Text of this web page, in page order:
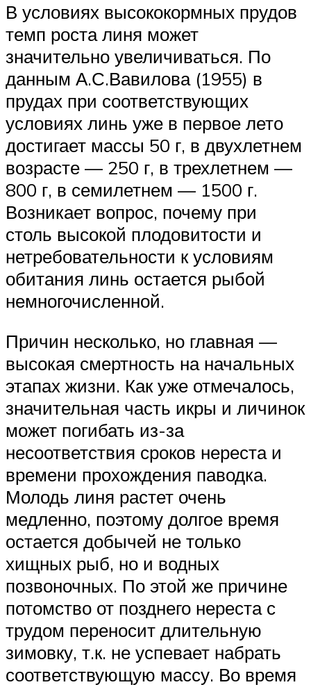
В условиях высококормных прудов
темп роста линя может
значительно увеличиваться. По
данным А.С.Вавилова (1955) в
прудах при соответствующих
условиях линь уже в первое лето
достигает массы 50 г, в двухлетнем
возрасте — 250 г, в трехлетнем —
800 г, в семилетнем — 1500 г.
Возникает вопрос, почему при
столь высокой плодовитости и
нетребовательности к условиям
обитания линь остается рыбой
немногочисленной.
Причин несколько, но главная —
высокая смертность на начальных
этапах жизни. Как уже отмечалось,
значительная часть икры и личинок
может погибать из-за
несоответствия сроков нереста и
времени прохождения паводка.
Молодь линя растет очень
медленно, поэтому долгое время
остается добычей не только
хищных рыб, но и водных
позвоночных. По этой же причине
потомство от позднего нереста с
трудом переносит длительную
зимовку, т.к. не успевает набрать
соответствующую массу. Во время